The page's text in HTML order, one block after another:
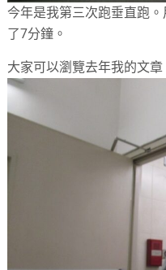
今年是我第三次跑垂直跑
了7分鐘。
大家可以瀏覽去年我的文章